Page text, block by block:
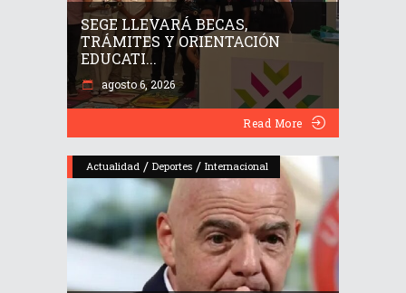
SEGE LLEVARÁ BECAS,
TRÁMITES Y ORIENTACIÓN
EDUCATI...
agosto 6, 2026
Read More
Actualidad / Deportes / Internacional